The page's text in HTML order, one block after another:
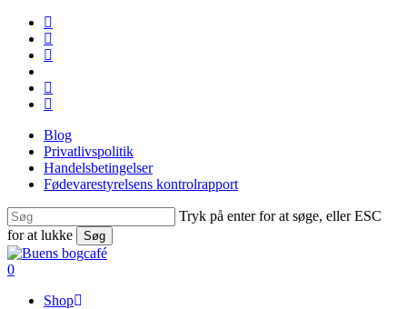
Skip
main
content
facebook
linkedin
instagram
phone
email
Blog
Privatlivspolitik
Handelsbetingelser
Fødevarestyrelsens kontrolrapport
Tryk på enter for at søge, eller ESC
for at lukke
Søg
Close
Search
search
0
Shop